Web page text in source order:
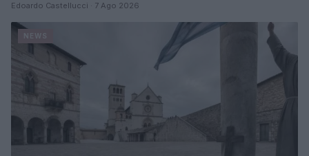
Edoardo Castellucci · 7 Ago 2026